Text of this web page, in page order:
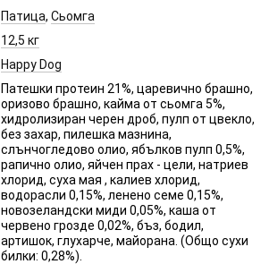
Патица, Сьомга
12,5 кг
Happy Dog
Патешки протеин 21%, царевично брашно,
оризово брашно, кайма от сьомга 5%,
хидролизиран черен дроб, пулп от цвекло,
без захар, пилешка мазнина,
слънчогледово олио, ябълков пулп 0,5%,
рапично олио, яйчен прах - цели, натриев
хлорид, суха мая , калиев хлорид,
водорасли 0,15%, ленено семе 0,15%,
новозеландски миди 0,05%, каша от
червено грозде 0,02%, бъз, бодил,
артишок, глухарче, майорана. (Общо сухи
билки: 0,28%).